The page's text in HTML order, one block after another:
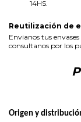
14HS.
Reutilización de
Envianos tus
consultanos por los
Origen y